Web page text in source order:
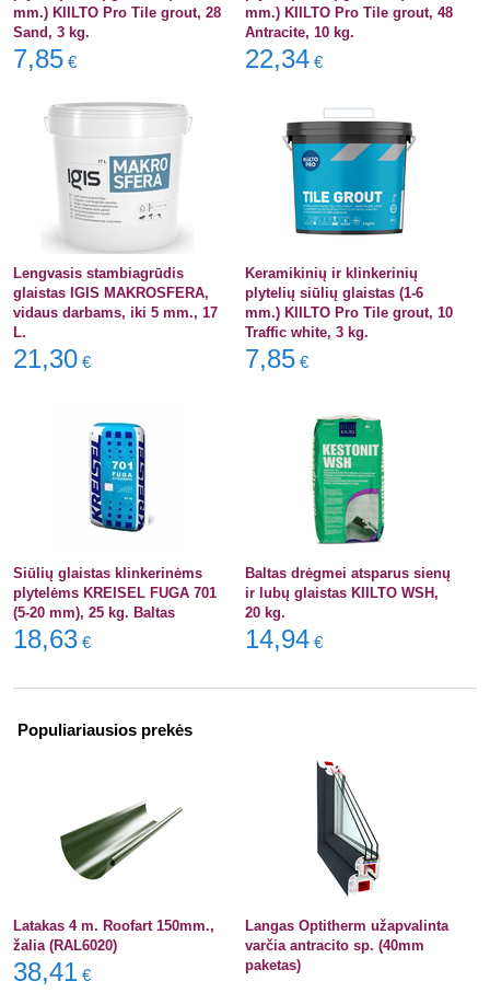
mm.) KIILTO Pro Tile grout, 28
Sand, 3 kg.
7,85 €
mm.) KIILTO Pro Tile grout, 48
Antracite, 10 kg.
22,34 €
Lengvasis stambiagrūdis
glaistas IGIS MAKROSFERA,
vidaus darbams, iki 5 mm., 17
L.
21,30 €
Keramikinių ir klinkerinių
plytelių siūlių glaistas (1-6
mm.) KIILTO Pro Tile grout, 10
Traffic white, 3 kg.
7,85 €
Siūlių glaistas klinkerinėms
plytelėms KREISEL FUGA 701
(5-20 mm), 25 kg. Baltas
18,63 €
Baltas drėgmei atsparus sienų
ir lubų glaistas KIILTO WSH,
20 kg.
14,94 €
Populiariausios prekės
Latakas 4 m. Roofart 150mm.,
žalia (RAL6020)
38,41 €
Langas Optitherm užapvalinta
varčia antracito sp. (40mm
paketas)